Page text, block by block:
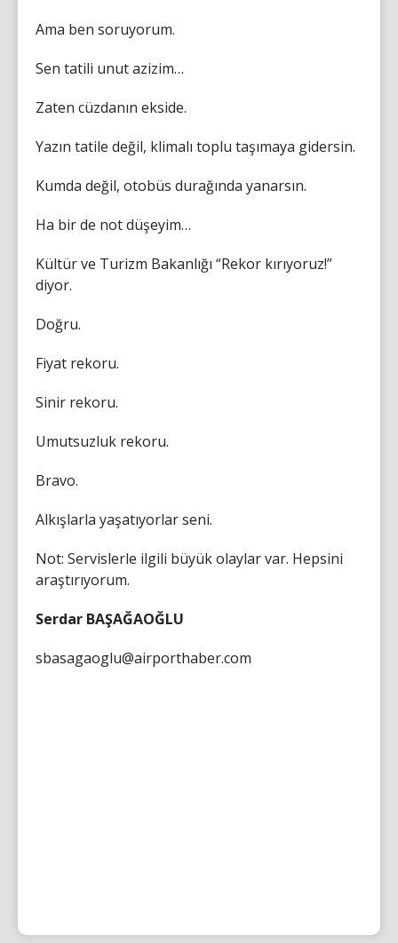
Ama ben soruyorum.
Sen tatili unut azizim…
Zaten cüzdanın ekside.
Yazın tatile değil, klimalı toplu taşımaya gidersin.
Kumda değil, otobüs durağında yanarsın.
Ha bir de not düşeyim…
Kültür ve Turizm Bakanlığı “Rekor kırıyoruz!”
diyor.
Doğru.
Fiyat rekoru.
Sinir rekoru.
Umutsuzluk rekoru.
Bravo.
Alkışlarla yaşatıyorlar seni.
Not: Servislerle ilgili büyük olaylar var. Hepsini
araştırıyorum.
Serdar BAŞAĞAOĞLU
sbasagaoglu@airporthaber.com